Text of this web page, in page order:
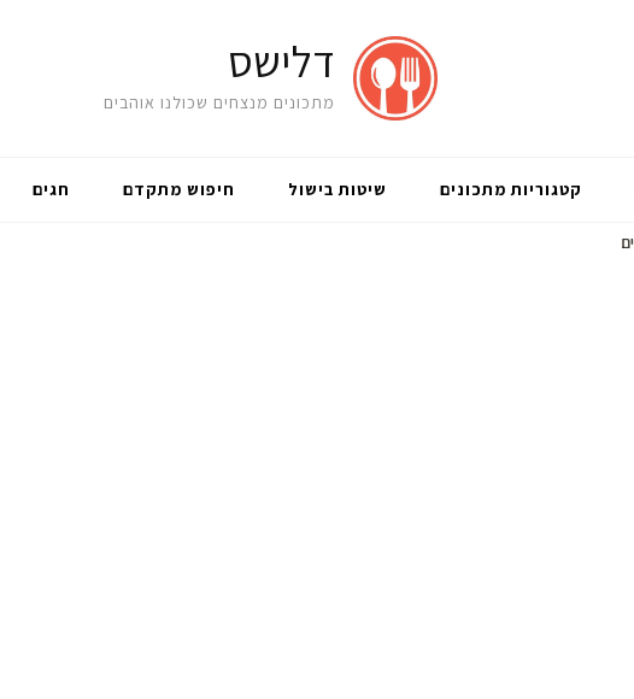
דלישס
מתכונים מנצחים שכולנו אוהבים
קטגוריות מתכונים שיטות בישול חיפוש מתקדם חגים